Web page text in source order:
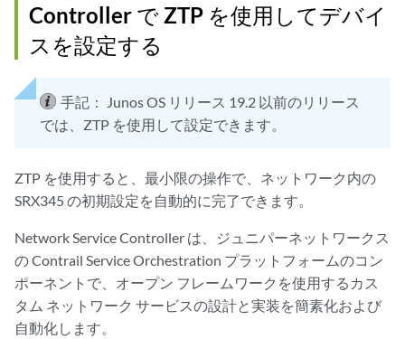
Controller で ZTP を使用してデバイ
スを設定する
手記：
Junos OS リリース 19.2 以前のリリース
では、ZTP を使用して設定できます。
ZTP を使用すると、最小限の操作で、ネットワーク内の
SRX345 の初期設定を自動的に完了できます。
Network Service Controller は、ジュニパーネットワークス
の Contrail Service Orchestration プラットフォームのコン
ポーネントで、オープン フレームワークを使用するカス
タム ネットワーク サービスの設計と実装を簡素化および
自動化します。